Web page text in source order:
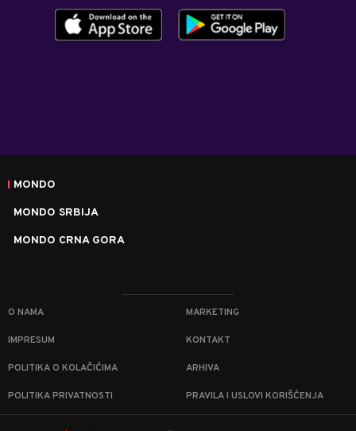
MONDO
MONDO SRBIJA
MONDO CRNA GORA
O NAMA MARKETING
IMPRESUM KONTAKT
POLITIKA O KOLAČIĆIMA ARHIVA
POLITIKA PRIVATNOSTI PRAVILA I USLOVI KORIŠĆENJA